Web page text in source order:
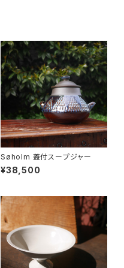
Søholm 蓋付スープジャー
¥38,500